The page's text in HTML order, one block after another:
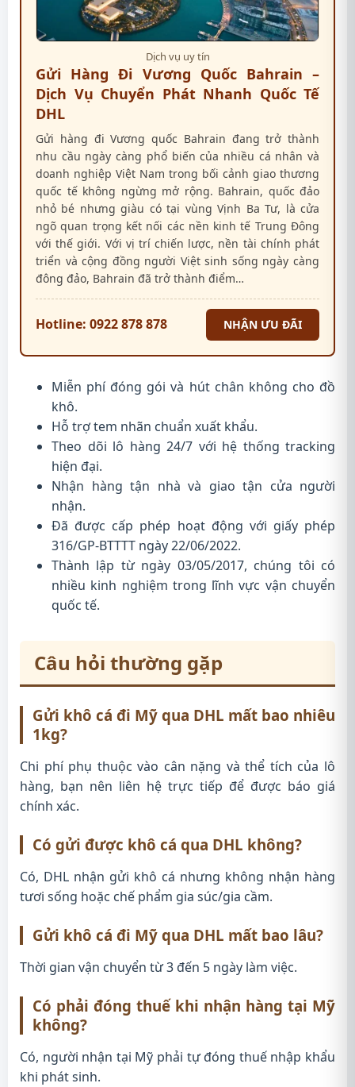
Dịch vụ uy tín
Gửi Hàng Đi Vương Quốc Bahrain –
Dịch Vụ Chuyển Phát Nhanh Quốc Tế
DHL
Gửi hàng đi Vương quốc Bahrain đang trở thành
nhu cầu ngày càng phổ biến của nhiều cá nhân và
doanh nghiệp Việt Nam trong bối cảnh giao thương
quốc tế không ngừng mở rộng. Bahrain, quốc đảo
nhỏ bé nhưng giàu có tại vùng Vịnh Ba Tư, là cửa
ngõ quan trọng kết nối các nền kinh tế Trung Đông
với thế giới. Với vị trí chiến lược, nền tài chính phát
triển và cộng đồng người Việt sinh sống ngày càng
đông đảo, Bahrain đã trở thành điểm…
Hotline: 0922 878 878 NHẬN ƯU ĐÃI
Miễn phí đóng gói và hút chân không cho đồ
khô.
Hỗ trợ tem nhãn chuẩn xuất khẩu.
Theo dõi lô hàng 24/7 với hệ thống tracking
hiện đại.
Nhận hàng tận nhà và giao tận cửa người
nhận.
Đã được cấp phép hoạt động với giấy phép
316/GP-BTTTT ngày 22/06/2022.
Thành lập từ ngày 03/05/2017, chúng tôi có
nhiều kinh nghiệm trong lĩnh vực vận chuyển
quốc tế.
Câu hỏi thường gặp
Gửi khô cá đi Mỹ qua DHL mất bao nhiêu
1kg?
Chi phí phụ thuộc vào cân nặng và thể tích của lô
hàng, bạn nên liên hệ trực tiếp để được báo giá
chính xác.
Có gửi được khô cá qua DHL không?
Có, DHL nhận gửi khô cá nhưng không nhận hàng
tươi sống hoặc chế phẩm gia súc/gia cầm.
Gửi khô cá đi Mỹ qua DHL mất bao lâu?
Thời gian vận chuyển từ 3 đến 5 ngày làm việc.
Có phải đóng thuế khi nhận hàng tại Mỹ
không?
Có, người nhận tại Mỹ phải tự đóng thuế nhập khẩu
khi phát sinh.